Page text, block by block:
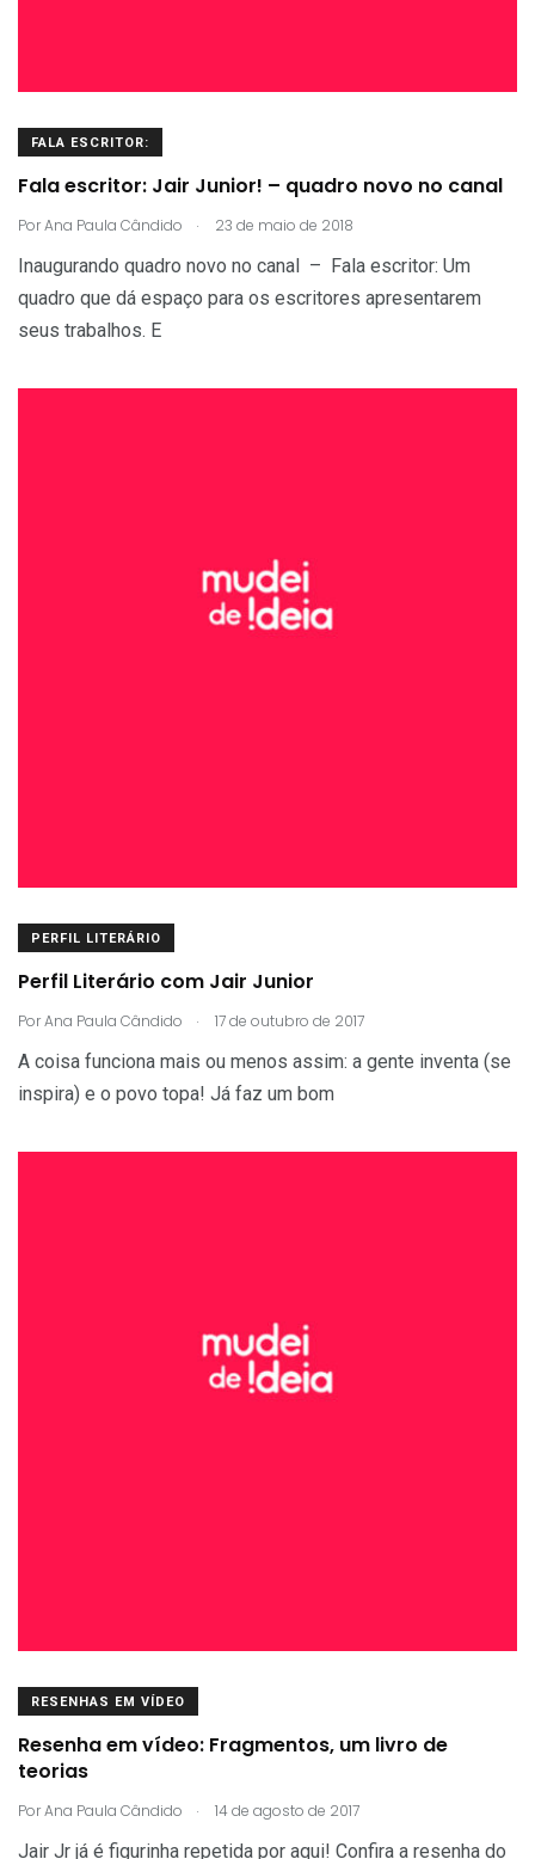
FALA ESCRITOR:
Fala escritor: Jair Junior! – quadro novo no canal
PorAna Paula Cândido . 23 de maio de 2018
Inaugurando quadro novo no canal – Fala escritor: Um
quadro que dá espaço para os escritores apresentarem
seus trabalhos. E
PERFIL LITERÁRIO
Perfil Literário com Jair Junior
PorAna Paula Cândido . 17 de outubro de 2017
A coisa funciona mais ou menos assim: a gente inventa (se
inspira) e o povo topa! Já faz um bom
RESENHAS EM VÍDEO
Resenha em vídeo: Fragmentos, um livro de
teorias
PorAna Paula Cândido . 14 de agosto de 2017
Jair Jr já é figurinha repetida por aqui! Confira a resenha do